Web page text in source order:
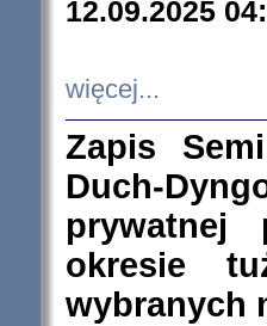
12.09.2025
więcej...
Zapis
Duch-
prywatnej
okresie
wybranych